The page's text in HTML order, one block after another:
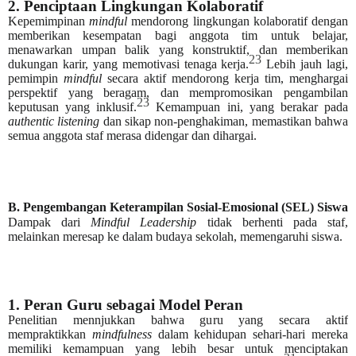
2. Penciptaan Lingkungan Kolaboratif
Kepemimpinanmindful mendorong lingkungan kolaboratif dengan
memberikan kesempatan bagi anggota tim untuk belajar,
menawarkan umpan balik yang konstruktif, dan memberikan
dukungan karir, yang memotivasi tenaga kerja.23 Lebih jauh lagi,
pemimpin mindful secara aktif mendorong kerja tim, menghargai
perspektif yang beragam, dan mempromosikan pengambilan
keputusan yang inklusif.23 Kemampuan ini, yang berakar pada
authentic listening dan sikap non-penghakiman, memastikan bahwa
semua anggota staf merasa didengar dan dihargai.
B. Pengembangan Keterampilan Sosial-Emosional (SEL) Siswa
Dampak dari Mindful Leadership tidak berhenti pada staf,
melainkan meresap ke dalam budaya sekolah, memengaruhi siswa.
1. Peran Guru sebagai Model Peran
Penelitian mennjukkan bahwa guru yang secara aktif
mempraktikkan mindfulnessdalam kehidupan sehari-hari mereka
memiliki kemampuan yang lebih besar untuk menciptakan